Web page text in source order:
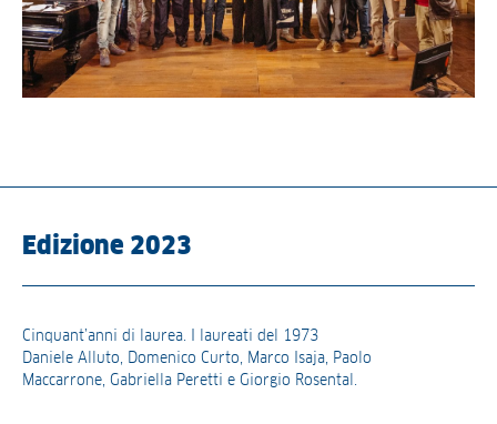
Edizione 2023
Cinquant’anni di laurea. I laureati del 1973
Daniele Alluto, Domenico Curto, Marco Isaja, Paolo
Maccarrone, Gabriella Peretti e Giorgio Rosental.